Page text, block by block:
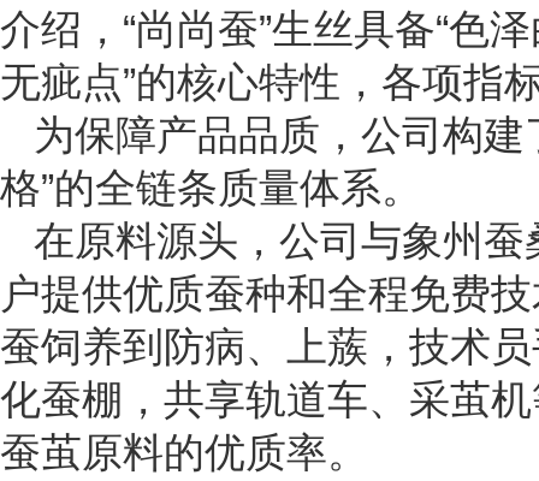
介绍，“尚尚蚕”生丝具备“色
无疵点”的核心特性，各项指
为保障产品品质，公司构
格”的全链条质量体系。
在原料源头，公司与象州
户提供优质蚕种和全程免费
蚕饲养到防病、上蔟，技术
化蚕棚，共享轨道车、采茧
蚕茧原料的优质率。